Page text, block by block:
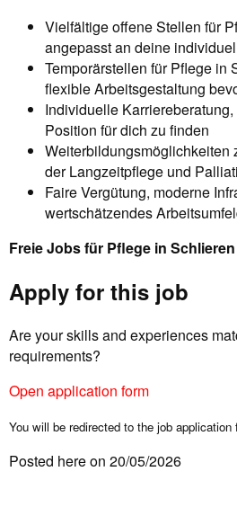
Vielfältige offene Stellen für
angepasst an deine
Temporärstellen für Pflege in
flexible Arbeitsgestaltung
Individuelle
Position für dich zu finden
Weiterbildungsmöglichkeiten
der Langzeitpflege und
Faire Vergütung, moderne
wertschätzendes
Freie Jobs für Pflege in
Apply for this job
Are your skills and experiences
requirements?
Open application form
You will be redirected to the job application
Posted here on 20/05/2026